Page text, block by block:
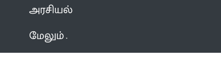
அரசியல்
மேலும்